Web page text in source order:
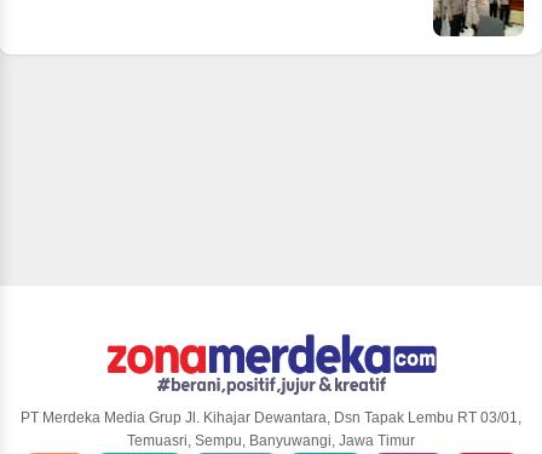
PT Merdeka Media Grup Jl. Kihajar Dewantara, Dsn Tapak Lembu RT 03/01,
Temuasri, Sempu, Banyuwangi, Jawa Timur